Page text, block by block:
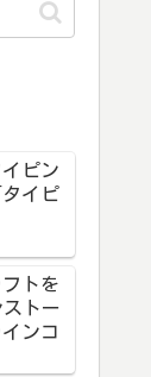
ピン
イピ
フトを
ストー
ンコ